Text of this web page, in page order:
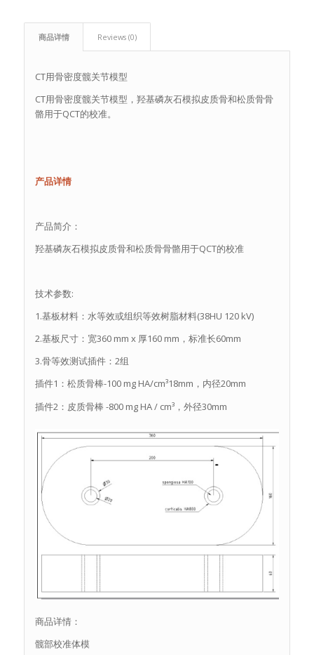
商品详情 Reviews (0)
CT用骨密度髋关节模型
CT用骨密度髋关节模型，羟基磷灰石模拟皮质骨和松质骨骨
骼用于QCT的校准。
产品详情
产品简介：
羟基磷灰石模拟皮质骨和松质骨骨骼用于QCT的校准
技术参数:
1.基板材料：水等效或组织等效树脂材料(38HU 120 kV)
2.基板尺寸：宽360 mm x 厚160 mm，标准长60mm
3.骨等效测试插件：2组
插件1：松质骨棒-100 mg HA/cm³18mm，内径20mm
插件2：皮质骨棒 -800 mg HA / cm³，外径30mm
商品详情：
髋部校准体模